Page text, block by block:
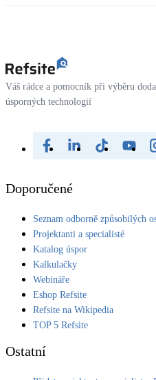
Váš rádce a pomocník při výběru
úsporných technologií
Doporučené
Seznam odborně způsobilých
Projektanti a specialisté
Katalog úspor
Kalkulačky
Webináře
Eshop Refsite
Refsite na Wikipedia
TOP 5 Refsite
Ostatní